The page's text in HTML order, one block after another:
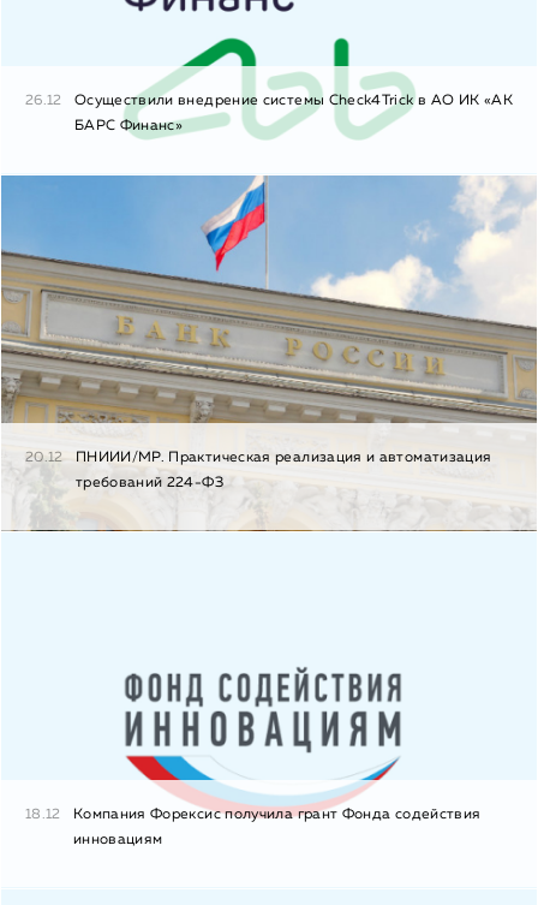
26.12
Осуществили внедрение системы Check4Trick в АО ИК «АК
БАРС Финанс»
20.12
ПНИИИ/МР. Практическая реализация и автоматизация
требований 224-ФЗ
18.12
Компания Форексис получила грант Фонда содействия
инновациям